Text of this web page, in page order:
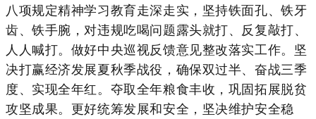
八项规定精神学习教育走深走实，坚持铁面孔、铁牙
齿、铁手腕，对违规吃喝问题露头就打、反复敲打、
人人喊打。做好中央巡视反馈意见整改落实工作。坚
决打赢经济发展夏秋季战役，确保双过半、奋战三季
度、实现全年红。夺取全年粮食丰收，巩固拓展脱贫
攻坚成果。更好统筹发展和安全，坚决维护安全稳